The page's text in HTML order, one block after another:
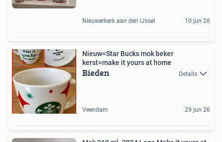
Nieuwerkerk aan den IJssel 10 jun 26
Nieuw=Star Bucks mok beker
kerst=make it yours at home
Bieden Details
Veendam 29 jun 26